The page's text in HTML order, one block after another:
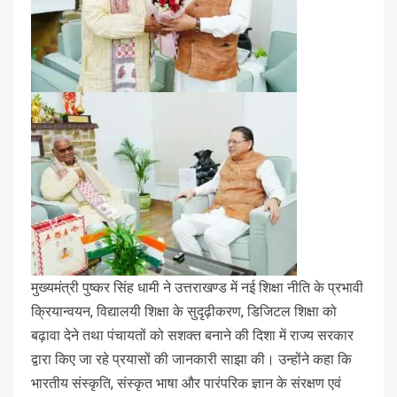
मुख्यमंत्री पुष्कर सिंह धामी ने उत्तराखण्ड में नई शिक्षा नीति के प्रभावी
क्रियान्वयन, विद्यालयी शिक्षा के सुदृढ़ीकरण, डिजिटल शिक्षा को
बढ़ावा देने तथा पंचायतों को सशक्त बनाने की दिशा में राज्य सरकार
द्वारा किए जा रहे प्रयासों की जानकारी साझा की। उन्होंने कहा कि
भारतीय संस्कृति, संस्कृत भाषा और पारंपरिक ज्ञान के संरक्षण एवं